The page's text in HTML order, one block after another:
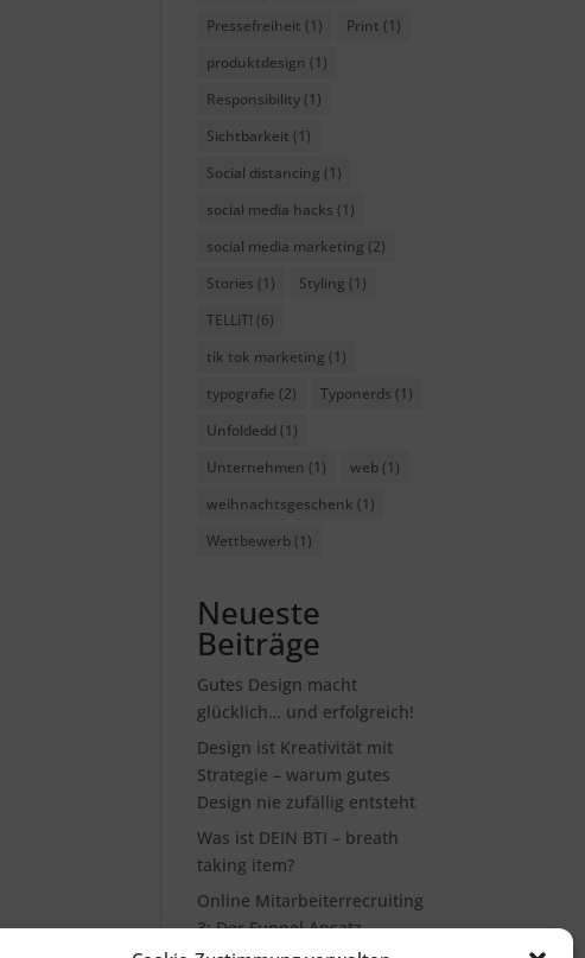
Pressefreiheit (1) Print (1)
produktdesign (1)
Responsibility(1)
Sichtbarkeit (1)
Social distancing (1)
social media hacks (1)
social media marketing (2)
Stories (1) Styling (1)
TELLiT! (6)
tik tok marketing (1)
typografie (2) Typonerds (1)
Unfoldedd (1)
Unternehmen (1) web(1)
weihnachtsgeschenk (1)
Wettbewerb(1)
Neueste
Beiträge
Gutes Design macht
glücklich… und erfolgreich!
Design ist Kreativität mit
Strategie – warum gutes
Design nie zufällig entsteht
Was ist DEIN BTI – breath
taking item?
Online Mitarbeiterrecruiting
3: Der Funnel Ansatz